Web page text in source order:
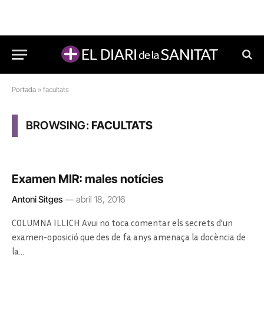
Portada » facultats
BROWSING:FACULTATS
Examen MIR: males notícies
Antoni Sitges abril 18, 2016
COLUMNA ILLICH Avui no toca comentar els secrets d’un
examen-oposició que des de fa anys amenaça la docència de
la…